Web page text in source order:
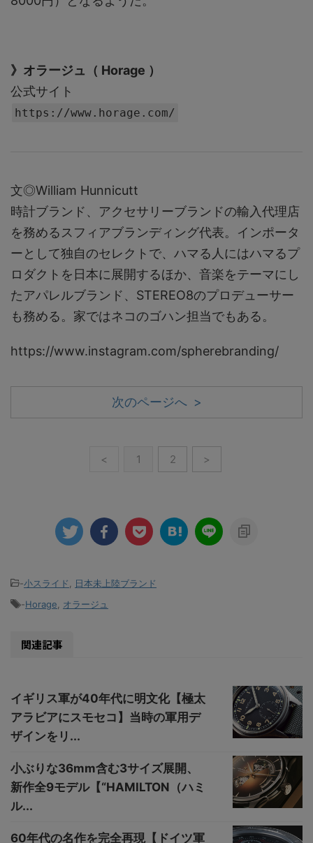
》オラージュ（ Horage ）
公式サイト
https://www.horage.com/
文◎William Hunnicutt
時計ブランド、アクセサリーブランドの輸入代理店
を務めるスフィアブランディング代表。インポータ
ーとして独自のセレクトで、ハマる人にはハマるプ
ロダクトを日本に展開するほか、音楽をテーマにし
たアパレルブランド、STEREO8のプロデューサー
も務める。家ではネコのゴハン担当でもある。
https://www.instagram.com/spherebranding/
次のページへ >
< 1 2 >
-小スライド
日本未上陸ブランド
-Horage オラージュ
関連記事
イギリス軍が40年代に明文化【極太
アラビアにスモセコ】当時の軍用デ
ザインをリ...
小ぶりな36mm含む3サイズ展開、
新作全9モデル【“HAMILTON（ハミ
ル...
60年代の名作を完全再現【ドイツ軍